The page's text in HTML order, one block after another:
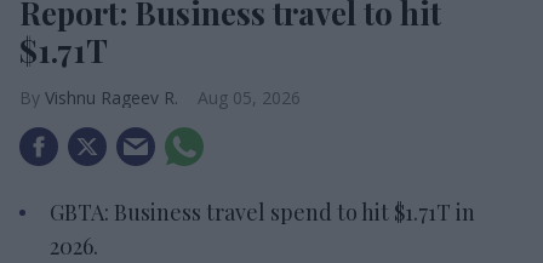
Report: Business travel to hit
$1.71T
Vishnu Rageev R. Aug 05, 2026
GBTA: Business travel spend to hit $1.71T in
2026.